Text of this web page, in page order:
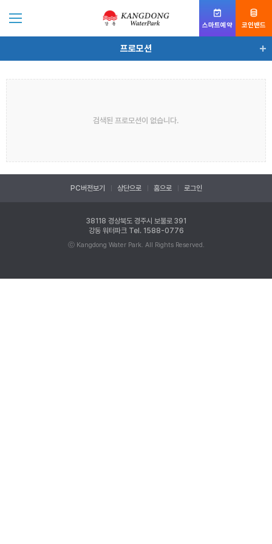
스마트예약 코인밴드
프로모션
검색된 프로모션이 없습니다.
PC버전보기 상단으로 홈으로 로그인
38118 경상북도 경주시 보불로 391
강동 워터파크 Tel. 1588-0776
ⓒ Kangdong Water Park. All Rights Reserved.